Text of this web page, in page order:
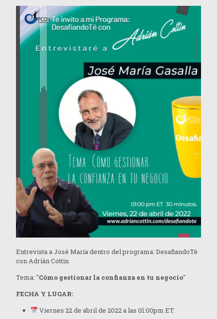
Entrevista a José María dentro del programa: DesafiandoTé
con Adrián Cottin
Tema: "Cómo gestionar la confianza en tu negocio"
FECHA Y LUGAR:
Viernes 22 de abril de 2022 a las 01:00pm ET.